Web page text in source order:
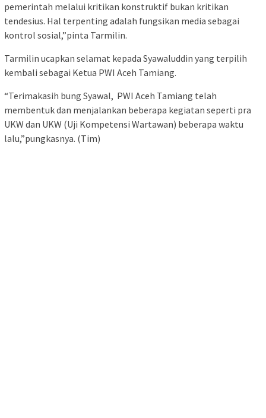
pemerintah melalui kritikan konstruktif bukan kritikan
tendesius. Hal terpenting adalah fungsikan media sebagai
kontrol sosial,”pinta Tarmilin.
Tarmilin ucapkan selamat kepada Syawaluddin yang terpilih
kembali sebagai Ketua PWI Aceh Tamiang.
“Terimakasih bung Syawal, PWI Aceh Tamiang telah
membentuk dan menjalankan beberapa kegiatan seperti pra
UKW dan UKW (Uji Kompetensi Wartawan) beberapa waktu
lalu,”pungkasnya. (Tim)